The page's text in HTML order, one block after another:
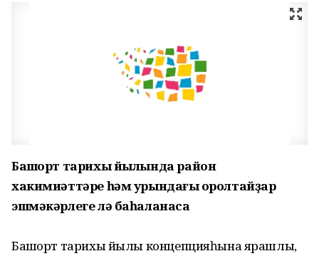
Башҡорт тарихы йылында район
хакимиәттәре һәм урындағы ҡоролтайҙар
эшмәкәрлеге лә баһаланасаҡ
Башҡорт тарихы йылы концепцияһына ярашлы,